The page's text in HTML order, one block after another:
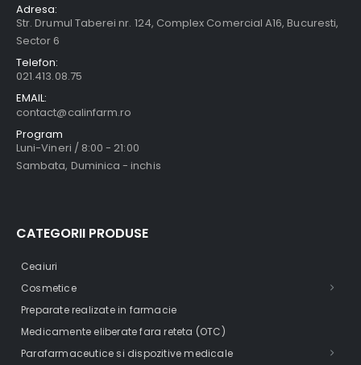
Adresa:
Str. Drumul Taberei nr. 124, Complex Comercial A16, Bucuresti,
Sector 6
Telefon:
021.413.08.75
EMAIL:
contact@calinfarm.ro
Program
Luni-Vineri / 8:00 - 21:00
Sambata, Duminica - inchis
CATEGORII PRODUSE
Ceaiuri
Cosmetice
Preparate realizate in farmacie
Medicamente eliberate fara reteta (OTC)
Parafarmaceutice si dispozitive medicale